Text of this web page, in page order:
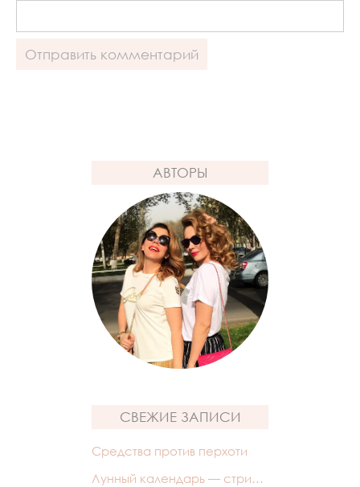
АВТОРЫ
СВЕЖИЕ ЗАПИСИ
Средства против перхоти
Лунный календарь — стрижек